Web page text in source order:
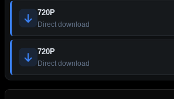
720P
Direct download
720P
Direct download